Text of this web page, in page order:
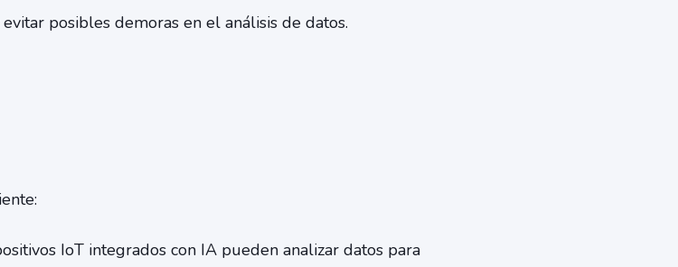
posibles demoras en el análisis de datos.
IoT integrados con IA pueden analizar datos para